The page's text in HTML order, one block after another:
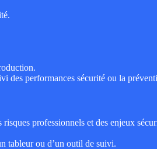
des performances sécurité ou la
professionnels et des enjeux
tableur ou d’un outil de suivi.